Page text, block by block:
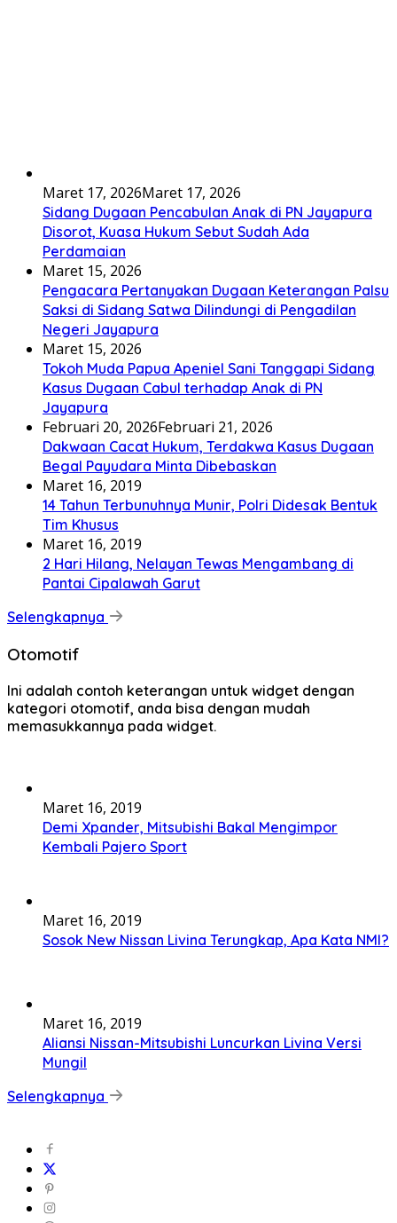
Maret 17, 2026Maret 17, 2026
Sidang Dugaan Pencabulan Anak di PN Jayapura
Disorot, Kuasa Hukum Sebut Sudah Ada
Perdamaian
Maret 15, 2026
Pengacara Pertanyakan Dugaan Keterangan Palsu
Saksi di Sidang Satwa Dilindungi di Pengadilan
Negeri Jayapura
Maret 15, 2026
Tokoh Muda Papua Apeniel Sani Tanggapi Sidang
Kasus Dugaan Cabul terhadap Anak di PN
Jayapura
Februari 20, 2026Februari 21, 2026
Dakwaan Cacat Hukum, Terdakwa Kasus Dugaan
Begal Payudara Minta Dibebaskan
Maret 16, 2019
14 Tahun Terbunuhnya Munir, Polri Didesak Bentuk
Tim Khusus
Maret 16, 2019
2 Hari Hilang, Nelayan Tewas Mengambang di
Pantai Cipalawah Garut
Selengkapnya
Otomotif
Ini adalah contoh keterangan untuk widget dengan
kategori otomotif, anda bisa dengan mudah
memasukkannya pada widget.
Maret 16, 2019
Demi Xpander, Mitsubishi Bakal Mengimpor
Kembali Pajero Sport
Maret 16, 2019
Sosok New Nissan Livina Terungkap, Apa Kata NMI?
Maret 16, 2019
Aliansi Nissan-Mitsubishi Luncurkan Livina Versi
Mungil
Selengkapnya